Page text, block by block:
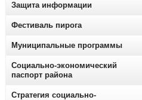
Защита информации
Фестиваль пирога
Муниципальные программы
Социально-экономический
паспорт района
Стратегия социально-